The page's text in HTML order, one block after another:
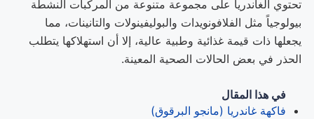
تحتوي الغاندريا على مجموعة متنوعة من المركبات النشطة
بيولوجياً مثل الفلافونويدات والبوليفينولات والتانينات، مما
يجعلها ذات قيمة غذائية وطبية عالية، إلا أن استهلاكها يتطلب
الحذر في بعض الحالات الصحية المعينة.
في هذا المقال
فاكهة غاندريا (مانجو البرقوق)